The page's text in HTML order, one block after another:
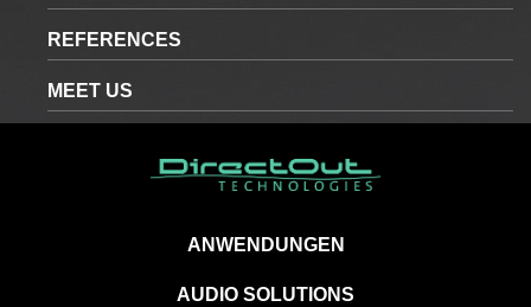
REFERENCES
MEET US
ANWENDUNGEN
AUDIO SOLUTIONS